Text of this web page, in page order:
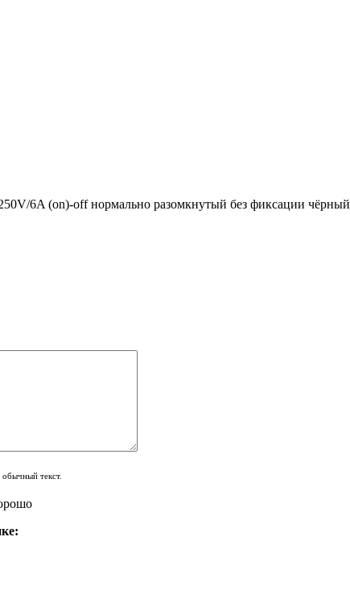
6A (on)-off нормально разомкнутый без фиксации чёрный
текст.